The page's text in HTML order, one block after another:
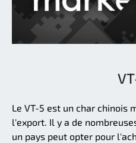
Le VT-5 est un char chinois
l'export. Il y a de
un pays peut opter pour